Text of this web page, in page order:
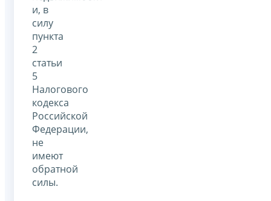
и, в
силу
пункта
2
статьи
5
Налогового
кодекса
Российской
Федерации,
не
имеют
обратной
силы.